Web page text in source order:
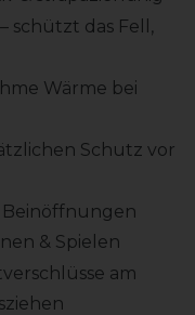
schützt das Fell,
Wärme bei
Schutz vor
& Spielen
am